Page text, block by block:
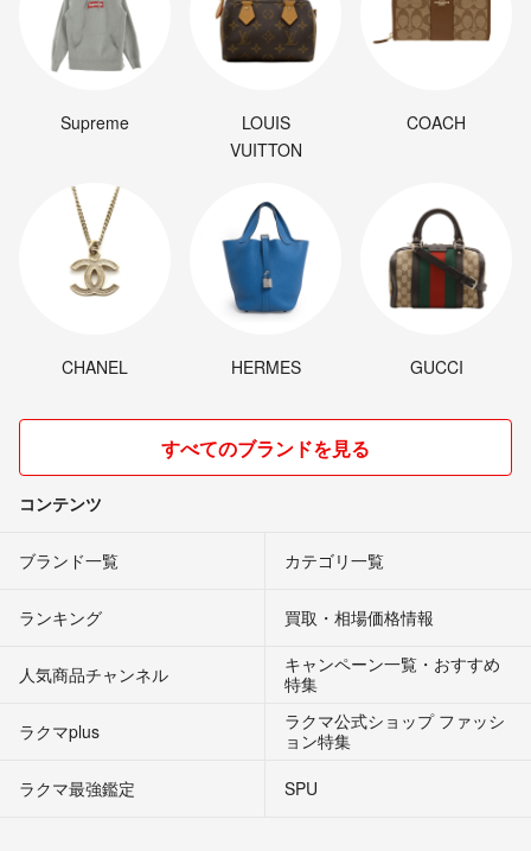
Supreme
LOUIS
VUITTON
COACH
CHANEL HERMES GUCCI
すべてのブランドを見る
コンテンツ
ブランド一覧 カテゴリ一覧
ランキング 買取・相場価格情報
人気商品チャンネル
キャンペーン一覧・おすすめ
特集
ラクマplus
ラクマ公式ショップ ファッシ
ョン特集
ラクマ最強鑑定
SPU